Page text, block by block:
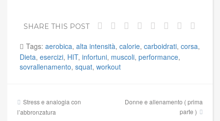
SHARE THIS POST
Tags: aerobica, alta intensità, calorie, carboidrati, corsa,
Dieta, esercizi, HIT, infortuni, muscoli, performance,
sovrallenamento, squat, workout
Navigazione
articoli
Stress e analogia con
l’abbronzatura
Donne e allenamento ( prima
parte )